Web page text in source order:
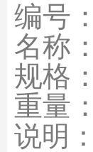
编号
名称
规格
重量
说明